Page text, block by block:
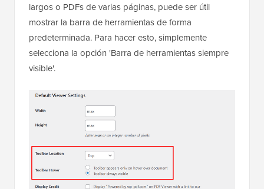
largos o PDFs de varias páginas, puede ser útil
mostrar la barra de herramientas de forma
predeterminada. Para hacer esto, simplemente
selecciona la opción 'Barra de herramientas siempre
visible'.